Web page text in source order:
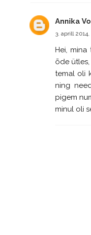
Annika
3. aprill
Hei, mina
õde
temal oli
ning
pigem
minul oli